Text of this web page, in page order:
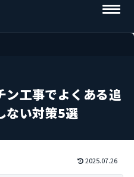
ン工事でよくある追
ない対策5選
2025.07.26